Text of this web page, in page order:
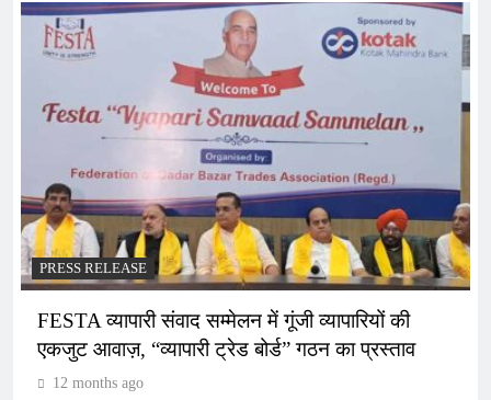
PRESS RELEASE
FESTA व्यापारी संवाद सम्मेलन में गूंजी व्यापारियों की
एकजुट आवाज़, “व्यापारी ट्रेड बोर्ड” गठन का प्रस्ताव
12 months ago